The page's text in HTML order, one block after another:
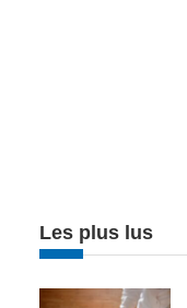
Les plus lus